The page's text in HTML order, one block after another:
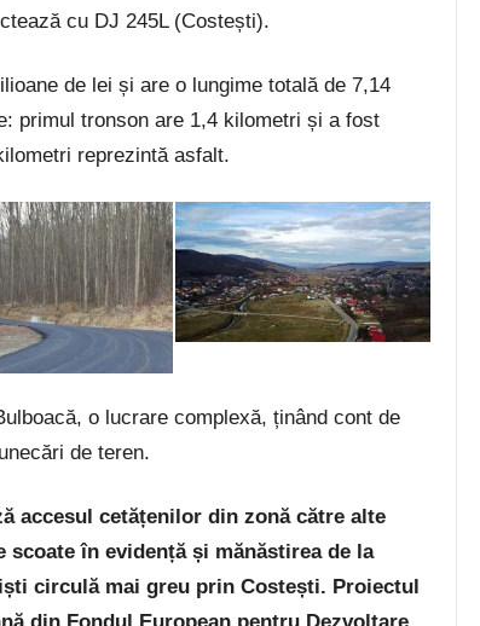
cu DJ 245L (Costești).
de lei și are o lungime totală de 7,14
primul tronson are 1,4 kilometri și a fost
reprezintă asfalt.
o lucrare complexă, ținând cont de
de teren.
accesul cetățenilor din zonă către alte
scoate în evidență și mănăstirea de la
circulă mai greu prin Costești. Proiectul